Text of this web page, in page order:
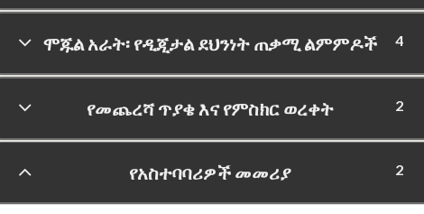
ሞጁል አራት፡ የዲጂታል ደህንነት ጠቃሚ ልምምዶች 4
የመጨረሻ ጥያቄ እና የምስክር ወረቀት 2
የአስተባባሪዎች መመሪያ 2